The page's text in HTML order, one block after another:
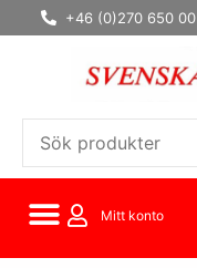
Hoppa
till
+46 (0)270 650 00
Mitt konto